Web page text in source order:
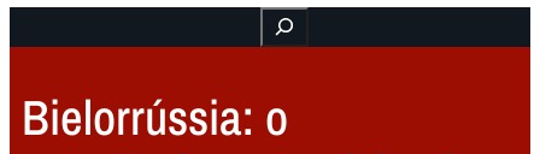
Buscar
Bielorrússia: o